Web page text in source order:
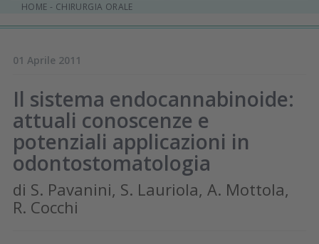
HOME - CHIRURGIA ORALE
01 Aprile 2011
Il sistema endocannabinoide:
attuali conoscenze e
potenziali applicazioni in
odontostomatologia
di S. Pavanini, S. Lauriola, A. Mottola,
R. Cocchi